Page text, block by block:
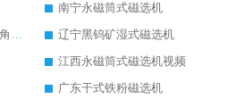
南宁永磁筒式磁选机
山东永磁筒式磁选机磁偏角怎么调整
辽宁黑钨矿湿式磁选机
江西永磁筒式磁选机视频
广东干式铁粉磁选机